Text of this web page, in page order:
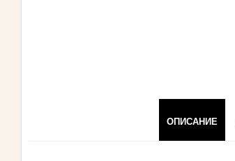
ОПИСАНИЕ